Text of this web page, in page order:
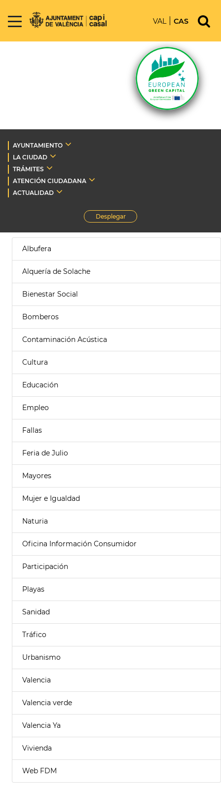
VAL CAS
AYUNTAMIENTO
LA CIUDAD
TRÁMITES
ATENCIÓN CIUDADANA
ACTUALIDAD
Desplegar
Albufera
Alquería de Solache
Bienestar Social
Bomberos
Contaminación Acústica
Cultura
Educación
Empleo
Fallas
Feria de Julio
Mayores
Mujer e Igualdad
Naturia
Oficina Información Consumidor
Participación
Playas
Sanidad
Tráfico
Urbanismo
Valencia
Valencia verde
Valencia Ya
Vivienda
Web FDM